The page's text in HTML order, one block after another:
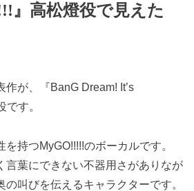
』高松燈役で見えた
作が、『BanG Dream! It’s
です。
持つMyGO!!!!!のボーカルです。
言葉にできない不器用さがありなが
の叫びを伝えるキャラクターです。